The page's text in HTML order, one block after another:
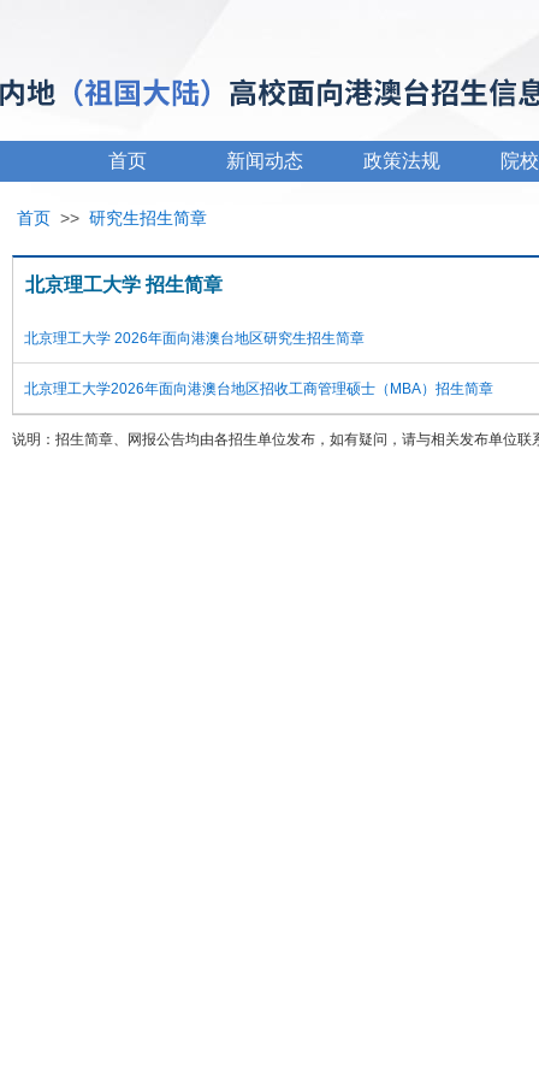
首页 新闻动态 政策法规 院
首页 >> 研究生招生简章
北京理工大学 招生简章
北京理工大学 2026年面向港澳台地区研究生招生简章
北京理工大学2026年面向港澳台地区招收工商管理硕士（MBA）招生简章
说明：招生简章、网报公告均由各招生单位发布，如有疑问，请与相关发布单位